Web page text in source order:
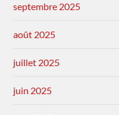
septembre 2025
août 2025
juillet 2025
juin 2025